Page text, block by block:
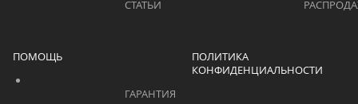
ПОМОЩЬ
ПОЛИТИКА
КОНФИДЕНЦИАЛЬНОСТИ